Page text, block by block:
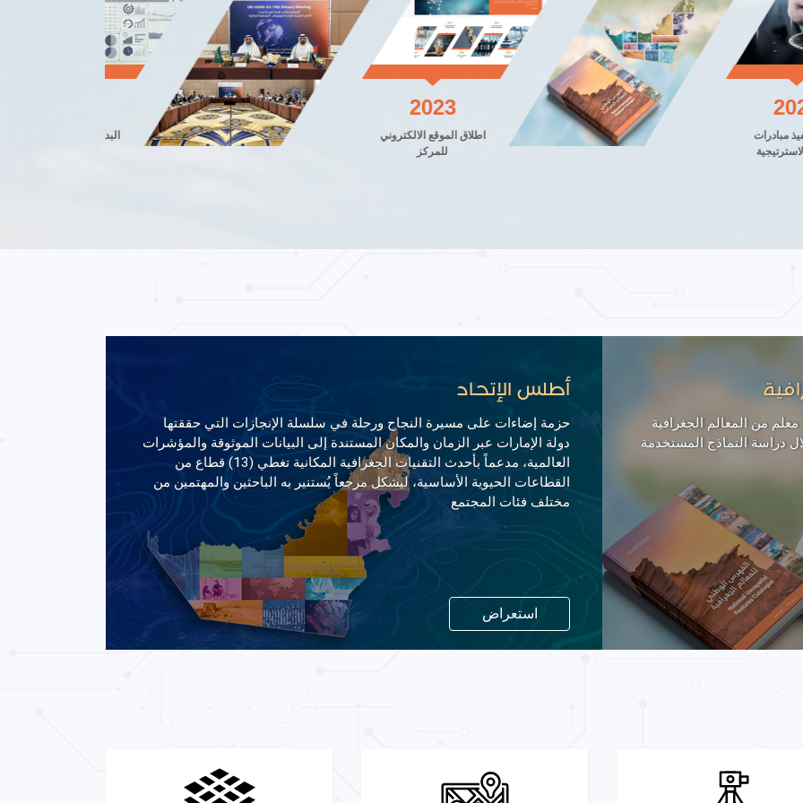
2023
اطلاق الموقع الالكتروني
البدء في تنفيذ المشاريع
من المعالم الجغرافية
دراسة النماذج المستخدمة
أطلس الإتحاد
حزمة إضاءات على مسيرة النجاح ورحلة في سلسلة الإنجازات التي حققتها
دولة الإمارات عبر الزمان والمكان المستندة إلى البيانات الموثوقة والمؤشرات
العالمية، مدعماً بأحدث التقنيات الجغرافية المكانية تغطي (13) قطاع من
القطاعات الحيوية الأساسية، ليشكل مرجعاً يُستنير به الباحثين والمهتمين من
مختلف فئات المجتمع
استعراض
الجيوديسيا البوابة الجيومكانية الخرائط الرسمية